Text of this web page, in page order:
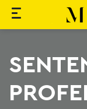
o conteúdo
Machado Meyer